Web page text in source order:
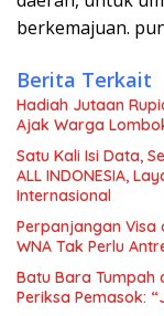
berkemajuan.
Berita Terkait
Hadiah Jutaan
Ajak Warga
Satu Kali Isi Data,
ALL INDONESIA,
Internasional
Perpanjangan Visa
WNA Tak Perlu
Batu Bara Tumpah
Periksa Pemasok: